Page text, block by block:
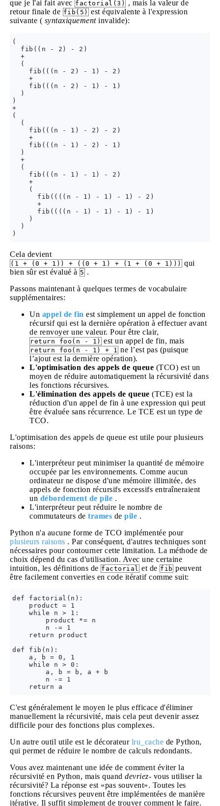
que je l'ai fait avec factorial(3)
, mais la valeur de
retour finale de fib(5) est équivalente à l'expression
suivante ( syntaxiquementinvalide):
(
  fib((n - 2) - 2)
  +
  (
    fib(((n - 2) - 1) - 2)
    +
    fib(((n - 2) - 1) - 1)
  )
)
+
(
  (
    fib(((n - 1) - 2) - 2)
    +
    fib(((n - 1) - 2) - 1)
  )
  +
  (
    fib(((n - 1) - 1) - 2)
    +
    (
      fib((((n - 1) - 1) - 1) - 2)
      +
      fib((((n - 1) - 1) - 1) - 1)
    )
  )
Cela devient
(1 + (0 + 1)) + ((0 + 1) + (1 + (0 + 1))) qui
bien sûr est évalué à 5 .
Passons maintenant à quelques termes de vocabulaire
supplémentaires:
Un appel de fin est simplement un appel de fonction
récursif qui est la dernière opération à effectuer avant
de renvoyer une valeur. Pour être clair,
return foo(n - 1) est un appel de fin, mais
return foo(n - 1) + 1 ne l’est pas (puisque
l’ajout est la dernière opération).
L'optimisation des appels de queue (TCO) est un
moyen de réduire automatiquement la récursivité dans
les fonctions récursives.
L'élimination des appels de queue (TCE) est la
réduction d'un appel de fin à une expression qui peut
être évaluée sans récurrence. Le TCE est un type de
TCO.
L'optimisation des appels de queue est utile pour plusieurs
raisons:
L'interpréteur peut minimiser la quantité de mémoire
occupée par les environnements. Comme aucun
ordinateur ne dispose d'une mémoire illimitée, des
appels de fonction récursifs excessifs entraîneraient
un débordement de pile .
L'interpréteur peut réduire le nombre de
commutateurs de trames de pile .
Python n'a aucune forme de TCO implémentée pour
plusieurs raisons . Par conséquent, d'autres techniques sont
nécessaires pour contourner cette limitation. La méthode de
choix dépend du cas d'utilisation. Avec une certaine
intuition, les définitions de factorial et de fib peuvent
être facilement converties en code itératif comme suit:
def factorial(n):
    product = 1
    while n > 1:
        product *= n
        n -= 1
    return product
def fib(n):
    a, b = 0, 1
    while n > 0:
        a, b = b, a + b
        n -= 1
C'est généralement le moyen le plus efficace d'éliminer
manuellement la récursivité, mais cela peut devenir assez
difficile pour des fonctions plus complexes.
Un autre outil utile est le décorateur lru_cache de Python,
qui permet de réduire le nombre de calculs redondants.
Vous avez maintenant une idée de comment éviter la
récursivité en Python, mais quand devriez- vous utiliser la
récursivité? La réponse est «pas souvent». Toutes les
fonctions récursives peuvent être implémentées de manière
itérative. Il suffit simplement de trouver comment le faire.